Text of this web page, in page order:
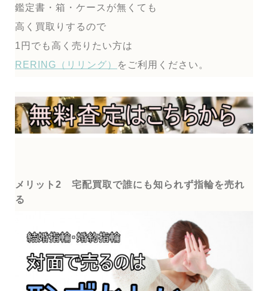
鑑定書・箱・ケースが無くても
高く買取りするので
1円でも高く売りたい方は
RERING（リリング）
をご利用ください。
メリット2 宅配買取で誰にも知られず指輪を売れ
る